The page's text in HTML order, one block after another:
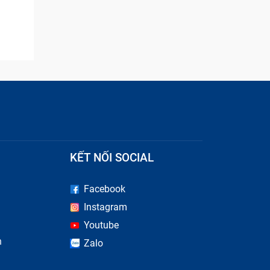
KẾT NỐI SOCIAL
Facebook
Instagram
Youtube
Zalo